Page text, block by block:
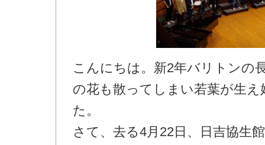
こんにちは。新2年バリトンの
の花も散ってしまい若葉が生
た。
さて、去る4月22日、日吉協生